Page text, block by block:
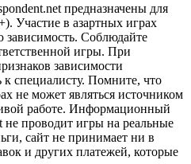
предназначены для
Участие в азартных играх
зависимость. Соблюдайте
игры. При
зависимости
к специалисту. Помните, что
не может являться источником
работе. Информационный
не проводит игры на реальные
сайт не принимает ни в
и других платежей, которые